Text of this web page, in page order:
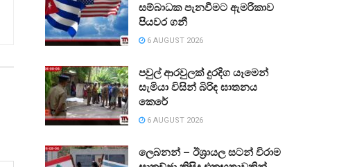
සම්බාධක පැනවීමට ඇමරිකාව
පියවර ගනී
6 AUGUST 2026
පවුල් ආරවුලක් දුරදිග යෑමෙන්
සැමියා විසින් බිරිඳ ඝාතනය
කෙරේ
6 AUGUST 2026
ලෙබනන් – ඊශ්‍රායල සටන් විරාම